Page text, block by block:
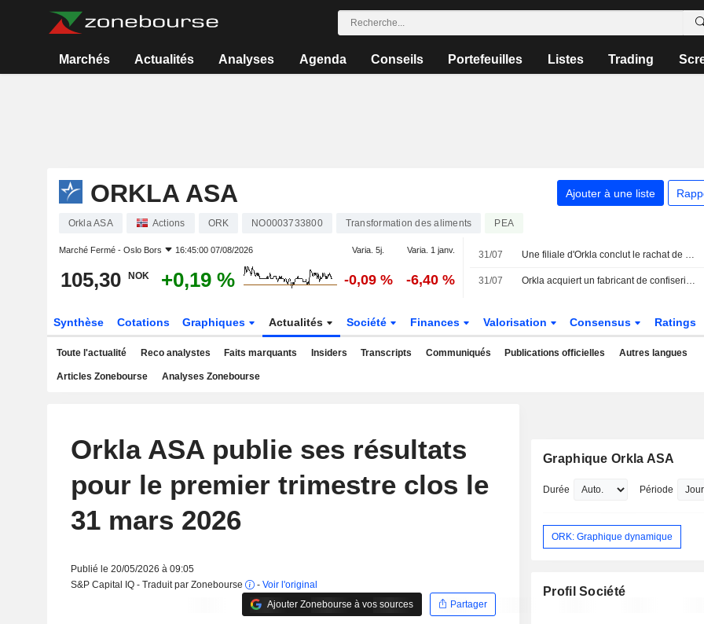
Marchés Actualités Analyses Agenda Conseils Portefeuilles Listes Trading
ORKLA ASA Ajouter à une liste
Orkla ASA Actions ORK NO0003733800 Transformation des aliments PEA
Marché Fermé - Oslo Bors 16:45:00 07/08/2026 Varia. 5j. Varia. 1 janv.
105,30 NOK +0,19 % -0,09 % -6,40 %
31/07 Une filiale d'Orkla conclut le rachat de The European Candy Group pour 207 millions d'euros
31/07 Orkla acquiert un fabricant de confiseries néerlandais pour 207 millions d'euros
Synthèse Cotations Graphiques Actualités Société Finances Valorisation Consensus Ratings
Toute l'actualité Reco analystes Faits marquants Insiders Transcripts Communiqués Publications officielles Autres langues
Articles Zonebourse Analyses Zonebourse
Orkla ASA publie ses résultats
pour le premier trimestre clos le
31 mars 2026
Publié le 20/05/2026 à 09:05
S&P Capital IQ - Traduit par Zonebourse
- Voir l'original
Ajouter Zonebourse à vos sources
Partager
Graphique Orkla ASA
Durée Période
ORK: Graphique dynamique
Profil Société